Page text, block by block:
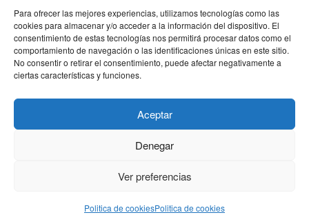
Para ofrecer las mejores experiencias, utilizamos tecnologías como las
cookies para almacenar y/o acceder a la información del dispositivo. El
consentimiento de estas tecnologías nos permitirá procesar datos como el
comportamiento de navegación o las identificaciones únicas en este sitio.
No consentir o retirar el consentimiento, puede afectar negativamente a
ciertas características y funciones.
Aceptar
Denegar
Ver preferencias
Politica de cookiesPolitica de cookies
proyecto PS4 python Raspberryraspberrypi
raspbian review Servidor Web Sostenibilidad
tecnológicaTecnología torrent
transmissiontutorial ubuntu server Windows
Theme: Catch Box byCatch Themes